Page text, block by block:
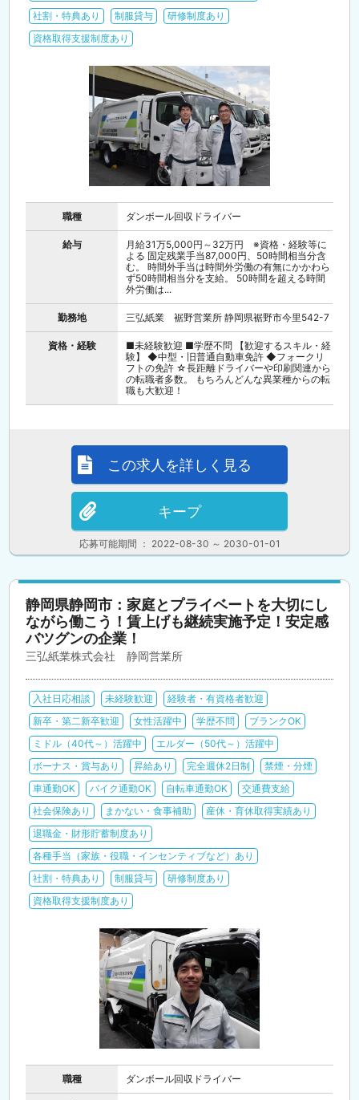
社割・特典あり
制服貸与
研修制度あり
資格取得支援制度あり
職種 ダンボール回収ドライバー
給与
月給31万5,000円～32万円 ※資格・経験等に
よる 固定残業手当87,000円、50時間相当分含
む。 時間外手当は時間外労働の有無にかかわら
ず50時間相当分を支給。 50時間を超える時間
外労働は...
勤務地 三弘紙業 裾野営業所 静岡県裾野市今里542-7
資格・経験
■未経験歓迎 ■学歴不問 【歓迎するスキル・経
験】 ◆中型・旧普通自動車免許 ◆フォークリ
フトの免許 ☆長距離ドライバーや印刷関連から
の転職者多数。 もちろんどんな異業種からの転
職も大歓迎！
応募可能期間 ： 2022-08-30 ～ 2030-01-01
この求人を詳しく見る
キープ
静岡県静岡市：家庭とプライベートを大切にし
ながら働こう！賃上げも継続実施予定！安定感
バツグンの企業！
三弘紙業株式会社 静岡営業所
入社日応相談 未経験歓迎
経験者・有資格者歓迎
新卒・第二新卒歓迎
女性活躍中 学歴不問
ブランクOK
ミドル（40代～）活躍中
エルダー（50代～）活躍中
ボーナス・賞与あり
昇給あり 完全週休2日制
禁煙・分煙
車通勤OK
バイク通勤OK 自転車通勤OK
交通費支給
社会保険あり
まかない・食事補助
産休・育休取得実績あり
退職金・財形貯蓄制度あり
各種手当（家族・役職・インセンティブなど）あり
社割・特典あり
制服貸与
研修制度あり
資格取得支援制度あり
職種 ダンボール回収ドライバー